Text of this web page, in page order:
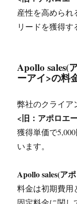
産性を高められ
リードを獲得す
Apollo sales(
ーアイ>の料
弊社のクライア
<旧：アポロエ
獲得単価で
います。
Apollo sales(ア
料金は初期費用